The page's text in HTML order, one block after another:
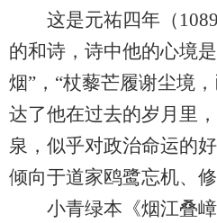
这是元祐四年（1089
的和诗，诗中他的心境
烟”，“杖藜芒履谢尘境
达了他在过去的岁月里
泉，似乎对政治命运的
倾向于道家鸥鹭忘机、
小青绿本《烟江叠嶂